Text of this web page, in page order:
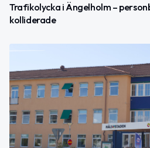
Trafikolycka i Ängelholm –
kolliderade